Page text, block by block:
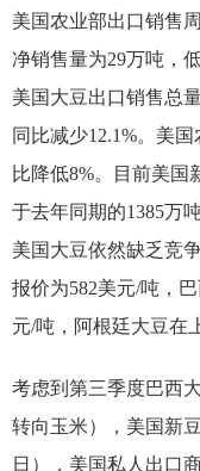
美国农业部出口销售
净销售量为29万吨，
美国大豆出口销售总
同比减少12.1%。美
比降低8%。目前美国
于去年同期的1385万
美国大豆依然缺乏竞
报价为582美元/吨，
元/吨，阿根廷大豆在
考虑到第三季度巴西
转向玉米），美国新
日），美国私人出口